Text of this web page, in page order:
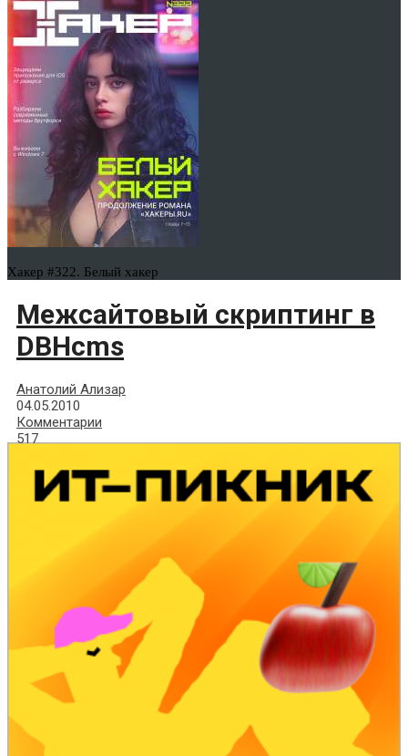
Хакер #322. Белый хакер
Межсайтовый скриптинг в
DBHcms
Анатолий Ализар
04.05.2010
Комментарии
517